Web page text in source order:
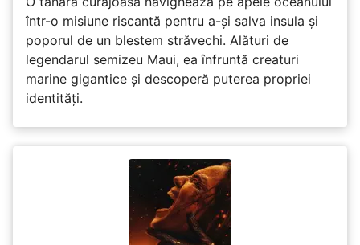
într-o misiune riscantă pentru a-și salva insula și
poporul de un blestem străvechi. Alături de
legendarul semizeu Maui, ea înfruntă creaturi
marine gigantice și descoperă puterea propriei
identități.